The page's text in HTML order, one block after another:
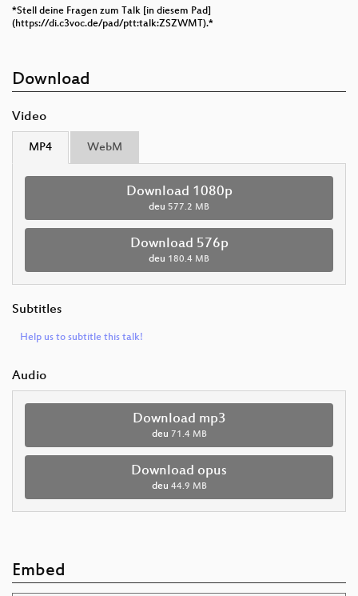
*Stell deine Fragen zum Talk [in diesem Pad]
(https://di.c3voc.de/pad/ptt:talk:ZSZWMT).*
Download
Video
MP4 WebM
Download 1080p
deu 577.2 MB
Download 576p
deu 180.4 MB
Subtitles
Help us to subtitle this talk!
Audio
Download mp3
deu 71.4 MB
Download opus
deu 44.9 MB
Embed